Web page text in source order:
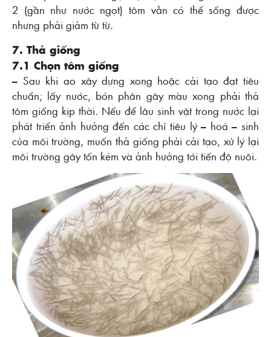
2 (gần như nước ngọt) tôm vẫn có thể sống được
nhưng phải giảm từ từ.
7. Thả giống
7.1 Chọn tôm giống
– Sau khi ao xây dựng xong hoặc cải tạo đạt tiêu
chuẩn; lấy nước, bón phân gây màu xong phải thả
tôm giống kịp thời. Nếu để lâu sinh vật trong nước lại
phát triển ảnh hưởng đến các chỉ tiêu lý – hoá – sinh
của môi trường, muốn thả giống phải cải tạo, xử lý lại
môi trường gây tốn kém và ảnh hưởng tới tiến độ nuôi.